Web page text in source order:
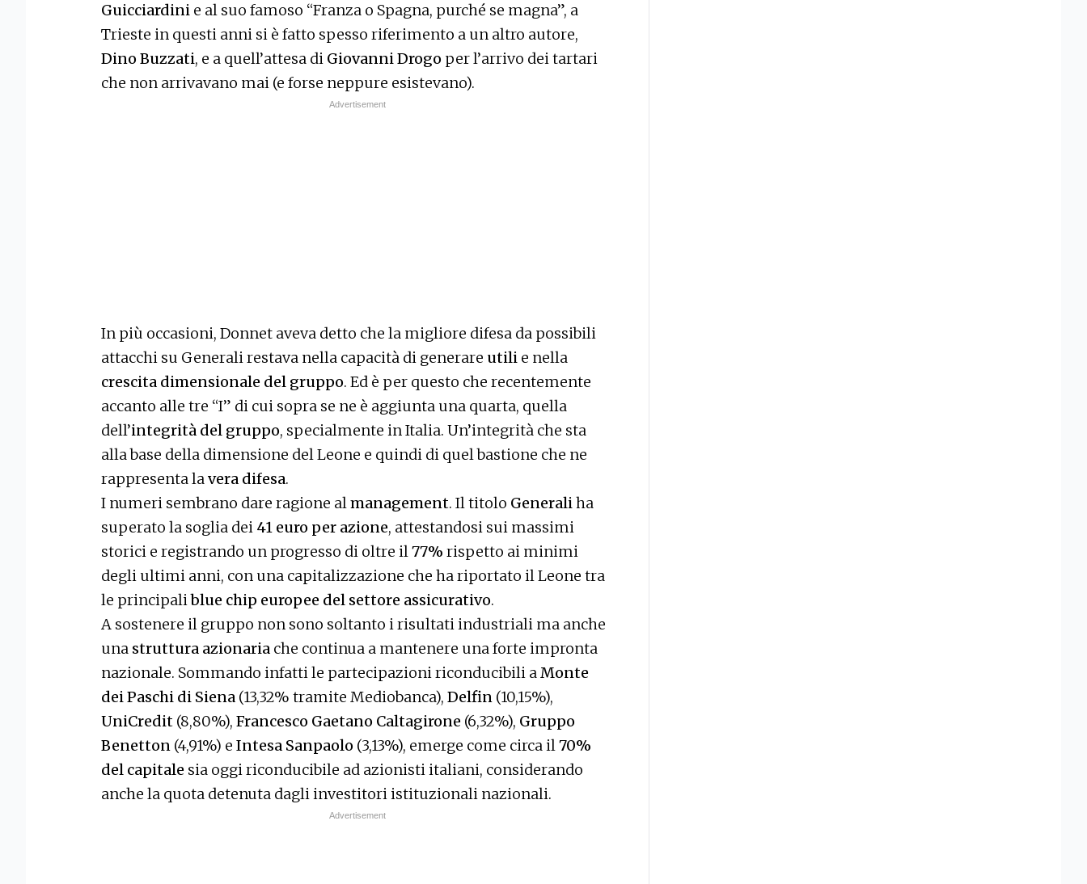
Guicciardini e al suo famoso “Franza o Spagna, purché se magna”, a
Trieste in questi anni si è fatto spesso riferimento a un altro autore,
Dino Buzzati, e a quell’attesa di Giovanni Drogo per l’arrivo dei tartari
che non arrivavano mai (e forse neppure esistevano).
In più occasioni, Donnet aveva detto che la migliore difesa da possibili
attacchi su Generali restava nella capacità di generare utili e nella
crescita dimensionale del gruppo. Ed è per questo che recentemente
accanto alle tre “I” di cui sopra se ne è aggiunta una quarta, quella
dell’integrità del gruppo, specialmente in Italia. Un’integrità che sta
alla base della dimensione del Leone e quindi di quel bastione che ne
rappresenta lavera difesa.
I numeri sembrano dare ragione almanagement. Il titolo Generaliha
superato la soglia dei 41 euro per azione, attestandosi sui massimi
storici e registrando un progresso di oltre il77% rispetto ai minimi
degli ultimi anni, con una capitalizzazione che ha riportato il Leone tra
le principaliblue chip europee del settore assicurativo.
A sostenere il gruppo non sono soltanto i risultati industriali ma anche
una struttura azionaria che continua a mantenere una forte impronta
nazionale. Sommando infatti le partecipazioni riconducibili aMonte
dei Paschi di Siena (13,32% tramite Mediobanca), Delfin (10,15%),
UniCredit (8,80%), Francesco Gaetano Caltagirone (6,32%), Gruppo
Benetton (4,91%) e Intesa Sanpaolo (3,13%), emerge come circa il70%
del capitale sia oggi riconducibile ad azionisti italiani, considerando
anche la quota detenuta dagli investitori istituzionali nazionali.